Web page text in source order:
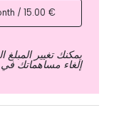
€ 15.00 / month
يمكنك تغيير المبلغ
إلغاء مساهماتك